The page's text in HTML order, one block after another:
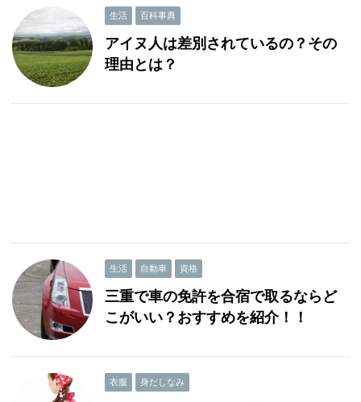
生活 百科事典
アイヌ人は差別されているの？その
理由とは？
生活 自動車 資格
三重で車の免許を合宿で取るならど
こがいい？おすすめを紹介！！
衣服 身だしなみ